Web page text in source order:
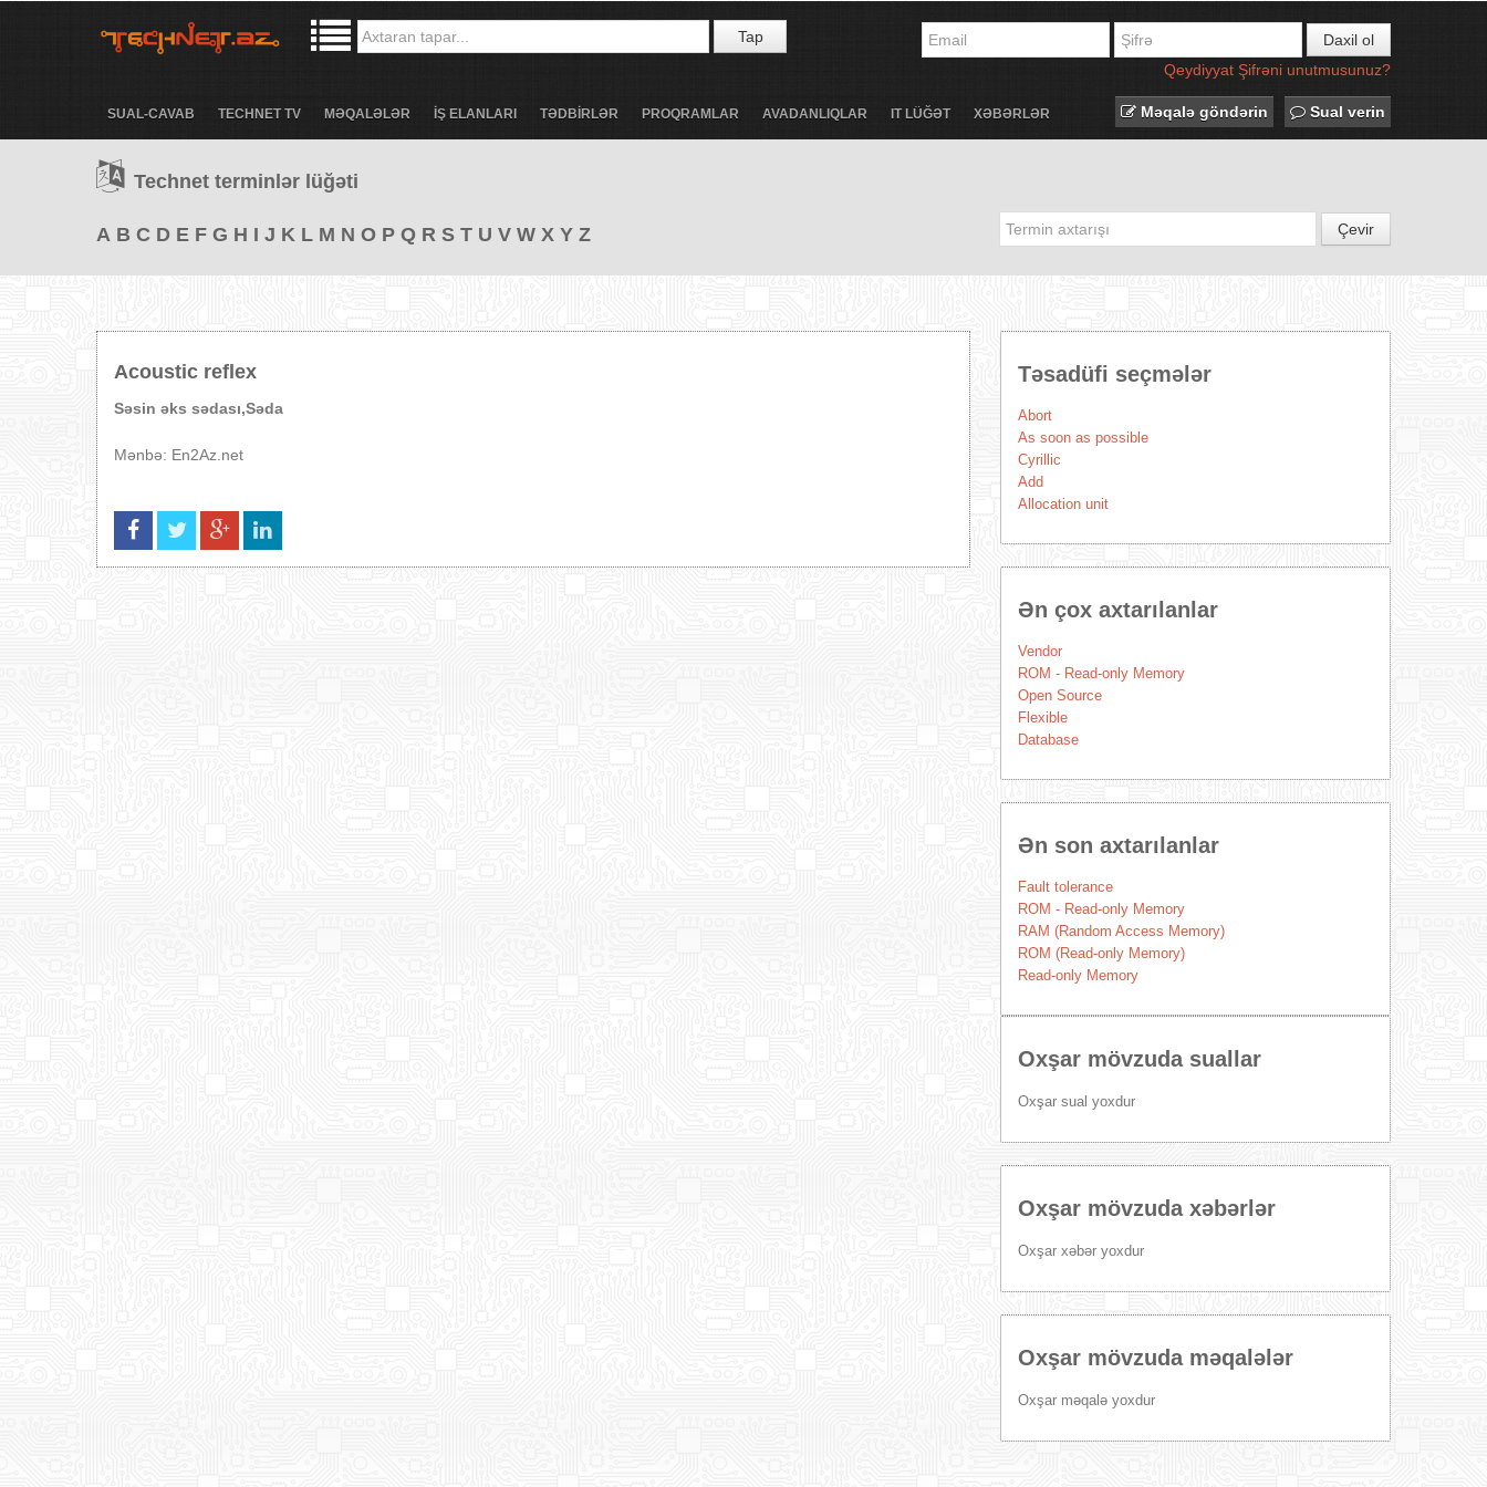
Tap
Daxil ol
Qeydiyyat Şifrəni unutmusunuz?
SUAL-CAVAB TECHNET TV MƏQALƏLƏR İŞ ELANLARI TƏDBİRLƏR PROQRAMLAR AVADANLIQLAR IT LÜĞƏT XƏBƏRLƏR Məqalə göndərin Sual verin
Technet terminlər lüğəti
A B C D E F G H I J K L M N O P Q R S T U V W X Y Z Çevir
Acoustic reflex
Səsin əks sədası,Səda
Mənbə: En2Az.net
Təsadüfi seçmələr
Abort
As soon as possible
Cyrillic
Add
Allocation unit
Ən çox axtarılanlar
Vendor
ROM - Read-only Memory
Open Source
Flexible
Database
Ən son axtarılanlar
Fault tolerance
ROM - Read-only Memory
RAM (Random Access Memory)
ROM (Read-only Memory)
Read-only Memory
Oxşar mövzuda suallar
Oxşar sual yoxdur
Oxşar mövzuda xəbərlər
Oxşar xəbər yoxdur
Oxşar mövzuda məqalələr
Oxşar məqalə yoxdur